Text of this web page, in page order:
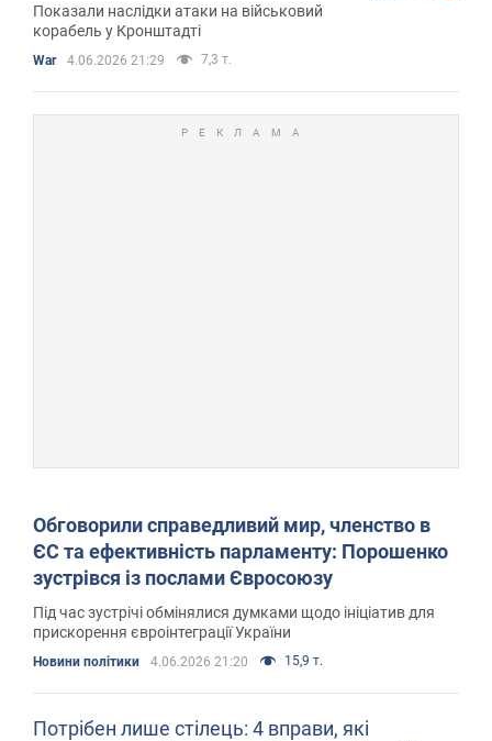
Показали наслідки атаки на військовий
корабель у Кронштадті
War 4.06.2026 21:29 7,3 т.
Обговорили справедливий мир, членство в
ЄС та ефективність парламенту: Порошенко
зустрівся із послами Євросоюзу
Під час зустрічі обмінялися думками щодо ініціатив для
прискорення євроінтеграції України
Новини політики 4.06.2026 21:20 15,9 т.
Потрібен лише стілець: 4 вправи, які